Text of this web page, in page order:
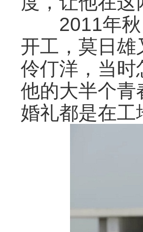
2011年秋
开工，莫日
伶仃洋，当时
他的大半个
婚礼都是在工